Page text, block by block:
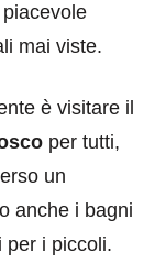
mai viste.
è visitare il
per tutti,
un
anche i bagni
per i piccoli.